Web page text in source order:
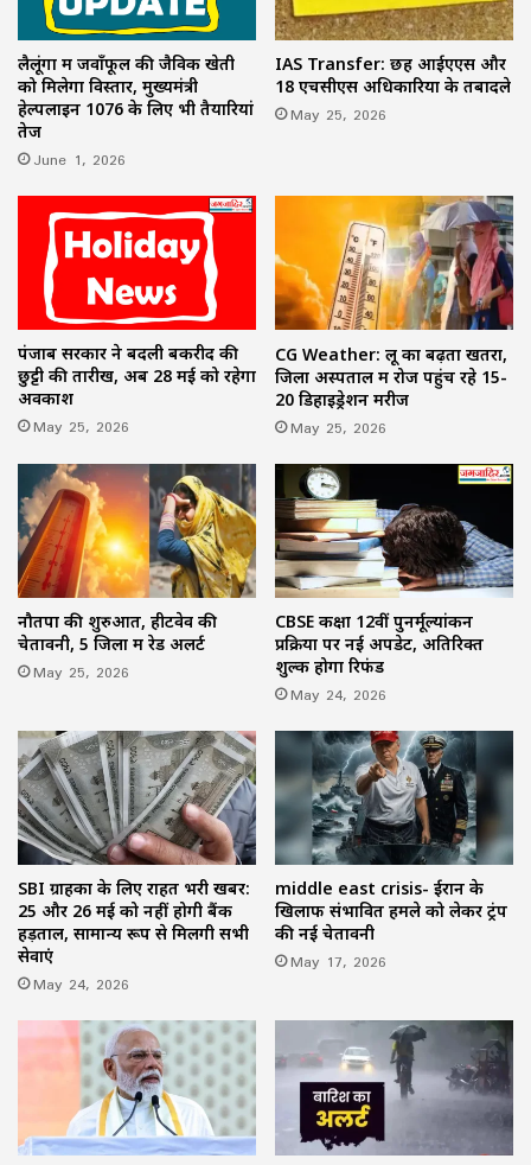
लैलूंगा में जवाँफूल की जैविक खेती
को मिलेगा विस्तार, मुख्यमंत्री
हेल्पलाइन 1076 के लिए भी तैयारियां
तेज
June 1, 2026
IAS Transfer: छह आईएएस और
18 एचसीएस अधिकारियों के तबादले
May 25, 2026
पंजाब सरकार ने बदली बकरीद की
छुट्टी की तारीख, अब 28 मई को रहेगा
अवकाश
May 25, 2026
CG Weather: लू का बढ़ता खतरा,
जिला अस्पताल में रोज पहुंच रहे 15-
20 डिहाइड्रेशन मरीज
May 25, 2026
नौतपा की शुरुआत, हीटवेव की
चेतावनी, 5 जिलों में रेड अलर्ट
May 25, 2026
CBSE कक्षा 12वीं पुनर्मूल्यांकन
प्रक्रिया पर नई अपडेट, अतिरिक्त
शुल्क होगा रिफंड
May 24, 2026
SBI ग्राहकों के लिए राहत भरी खबर:
25 और 26 मई को नहीं होगी बैंक
हड़ताल, सामान्य रूप से मिलेंगी सभी
सेवाएं
May 24, 2026
middle east crisis- ईरान के
खिलाफ संभावित हमले को लेकर ट्रंप
की नई चेतावनी
May 17, 2026